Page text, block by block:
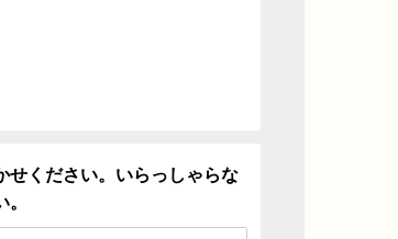
せください。いらっしゃらな